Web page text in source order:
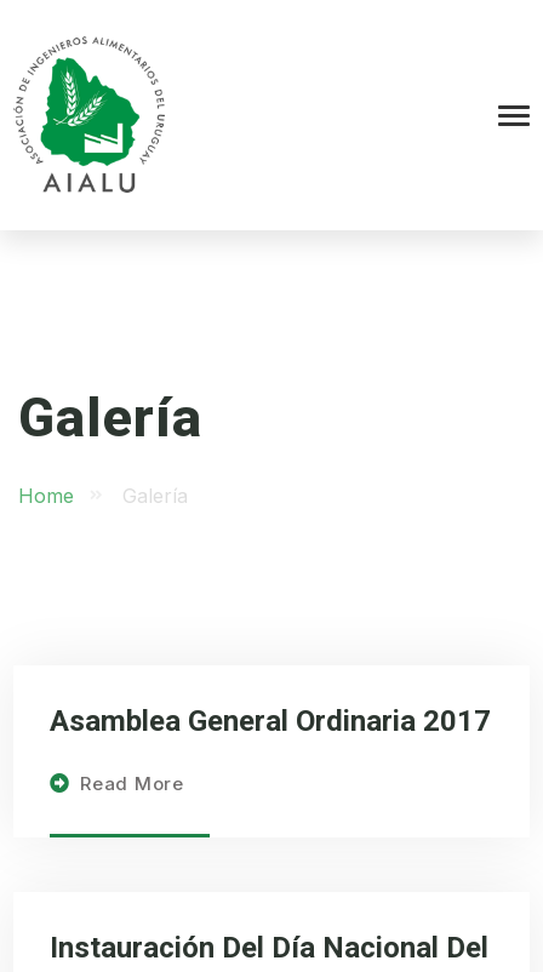
Galería
Home Galería
Asamblea General Ordinaria 2017
Read More
Instauración Del Día Nacional Del